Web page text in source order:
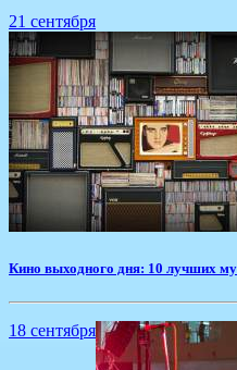
21 сентября
Кино выходного дня: 10 лучших
18 сентября